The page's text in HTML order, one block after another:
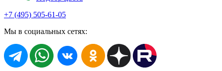
+7 (495) 505-61-05
Мы в социальных сетях: